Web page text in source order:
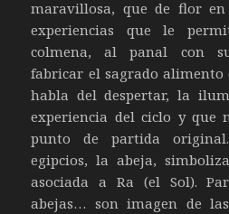
maravillosa, que de flor
experiencias que le
colmena, al panal con
fabricar el sagrado
habla del despertar, la
experiencia del ciclo y que
punto de partida
egipcios, la abeja,
asociada a Ra (el Sol).
abejas… son imagen de